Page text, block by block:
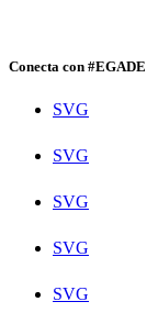
Conecta con #EGADE
SVG
SVG
SVG
SVG
SVG